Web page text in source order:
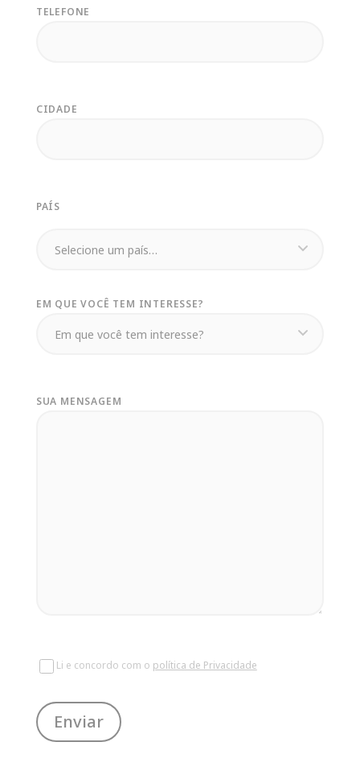
TELEFONE
CIDADE
PAÍS
EM QUE VOCÊ TEM INTERESSE?
SUA MENSAGEM
Li e concordo com o política de Privacidade
Enviar